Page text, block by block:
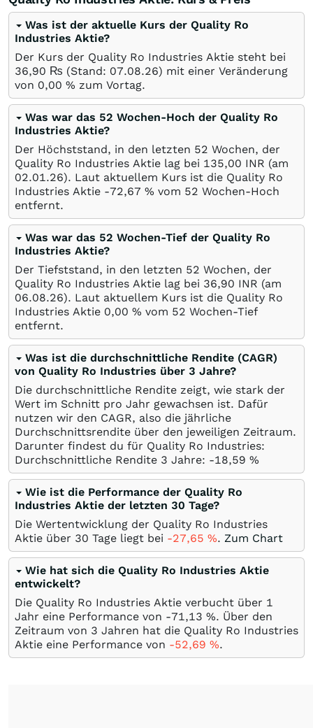
Was ist der aktuelle Kurs der Quality Ro
Industries Aktie?
Der Kurs der Quality Ro Industries Aktie steht bei
36,90 ₨ (Stand: 07.08.26) mit einer Veränderung
von 0,00 % zum Vortag.
Was war das 52 Wochen-Hoch der Quality Ro
Industries Aktie?
Der Höchststand, in den letzten 52 Wochen, der
Quality Ro Industries Aktie lag bei 135,00 INR (am
02.01.26). Laut aktuellem Kurs ist die Quality Ro
Industries Aktie -72,67 % vom 52 Wochen-Hoch
entfernt.
Was war das 52 Wochen-Tief der Quality Ro
Industries Aktie?
Der Tiefststand, in den letzten 52 Wochen, der
Quality Ro Industries Aktie lag bei 36,90 INR (am
06.08.26). Laut aktuellem Kurs ist die Quality Ro
Industries Aktie 0,00 % vom 52 Wochen-Tief
entfernt.
Was ist die durchschnittliche Rendite (CAGR)
von Quality Ro Industries über 3 Jahre?
Die durchschnittliche Rendite zeigt, wie stark der
Wert im Schnitt pro Jahr gewachsen ist. Dafür
nutzen wir den CAGR, also die jährliche
Durchschnittsrendite über den jeweiligen Zeitraum.
Darunter findest du für Quality Ro Industries:
Durchschnittliche Rendite 3 Jahre: -18,59 %
Wie ist die Performance der Quality Ro
Industries Aktie der letzten 30 Tage?
Die Wertentwicklung der Quality Ro Industries
Aktie über 30 Tage liegt bei -27,65 %. Zum Chart
Wie hat sich die Quality Ro Industries Aktie
entwickelt?
Die Quality Ro Industries Aktie verbucht über 1
Jahr eine Performance von -71,13 %. Über den
Zeitraum von 3 Jahren hat die Quality Ro Industries
Aktie eine Performance von -52,69 %.